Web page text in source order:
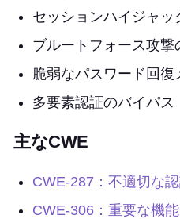
セッションハイジャッ
ブルートフォース攻撃
脆弱なパスワード回復
多要素認証のバイパス
主なCWE
CWE-287：不適切な
CWE-306：重要な機